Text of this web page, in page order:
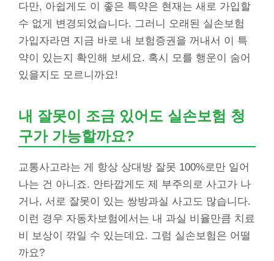
다만, 아쉽게도 이 좋은 특약은 현재는 새로 가입할
수 없게 변경되었습니다. 그러니 오래된 실손보험
가입자라면 지금 바로 내 보험증권을 꺼내서 이 특
약이 있는지 확인해 보세요. 혹시 모를 행운이 숨어
있을지도 모르니까요!
내 잘못이 조금 있어도 실손보험 청
구가 가능할까요?
교통사고라는 게 항상 상대방 잘못 100%로만 일어
나는 건 아니죠. 안타깝게도 제 부주의로 사고가 나
거나, 서로 잘못이 있는 쌍방과실 사고도 많습니다.
이런 경우 자동차보험에서는 내 과실 비율만큼 치료
비 보상이 깎일 수 있는데요. 그럼 실손보험은 어떨
까요?